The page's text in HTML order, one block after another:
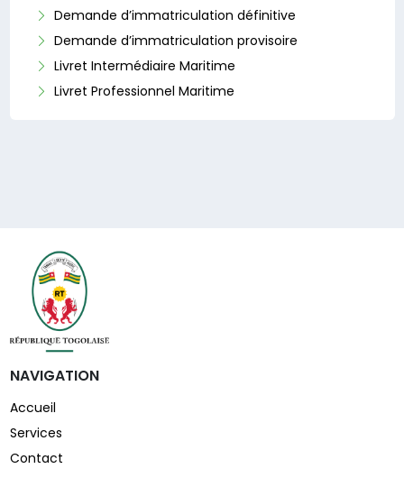
Demande d’immatriculation définitive
Demande d’immatriculation provisoire
Livret Intermédiaire Maritime
Livret Professionnel Maritime
NAVIGATION
Accueil
Services
Contact